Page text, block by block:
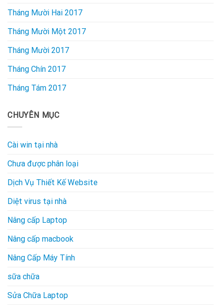
Tháng Mười Hai 2017
Tháng Mười Một 2017
Tháng Mười 2017
Tháng Chín 2017
Tháng Tám 2017
CHUYÊN MỤC
Cài win tại nhà
Chưa được phân loại
Dịch Vụ Thiết Kế Website
Diệt virus tại nhà
Nâng cấp Laptop
Nâng cấp macbook
Nâng Cấp Máy Tính
sữa chữa
Sửa Chữa Laptop